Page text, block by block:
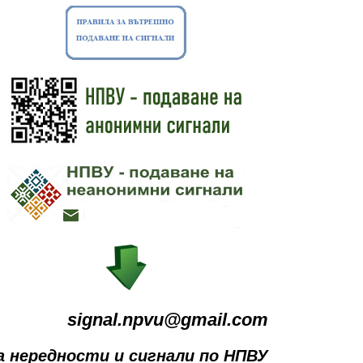
signal.npvu@gmail.com
нередности и сигнали по НПВУ